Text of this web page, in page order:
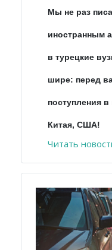
Мы не раз
иностранным
в турецкие
шире: перед
поступления
Китая, США!
Читать